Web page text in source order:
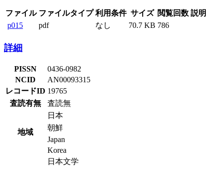
ファイル ファイルタイプ 利用条件 サイズ 閲覧回数 説明
p015
pdf なし 70.7 KB 786
詳細
PISSN
0436-0982
NCID
AN00093315
レコードID 19765
査読有無
査読無
地域
日本
朝鮮
Japan
Korea
日本文学